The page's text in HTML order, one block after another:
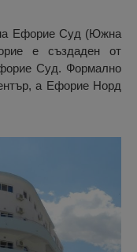
на Ефорие Суд (Южна
е създаден от
Суд. Формално
а Ефорие Норд